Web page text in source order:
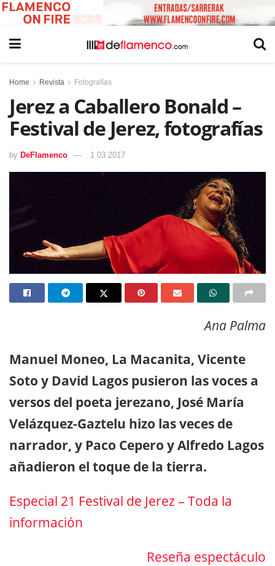
Home Revista Fotografías
Jerez a Caballero Bonald –
Festival de Jerez, fotografías
by DeFlamenco 1 03 2017
Ana Palma
Manuel Moneo, La Macanita, Vicente
Soto y David Lagos pusieron las voces a
versos del poeta jerezano, José María
Velázquez-Gaztelu hizo las veces de
narrador, y Paco Cepero y Alfredo Lagos
añadieron el toque de la tierra.
Especial 21 Festival de Jerez – Toda la
información
Reseña espectáculo